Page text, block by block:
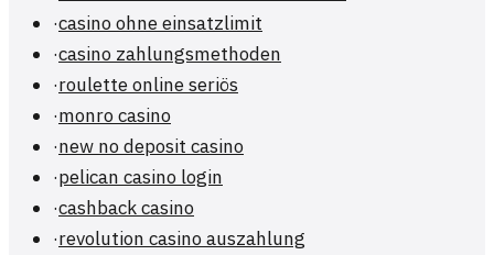
·casino ohne einsatzlimit
·casino zahlungsmethoden
·roulette online seriös
·monro casino
·new no deposit casino
·pelican casino login
·cashback casino
·revolution casino auszahlung